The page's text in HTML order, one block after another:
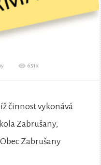
651x
činnost vykonává
Zabrušany,
Zabrušany